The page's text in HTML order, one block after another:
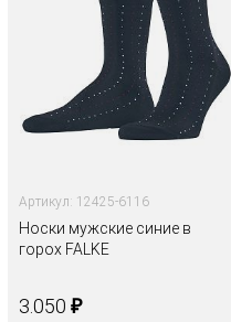
Артикул: 12425-6116
Носки мужские синие в
горох FALKE
3.050 ₽